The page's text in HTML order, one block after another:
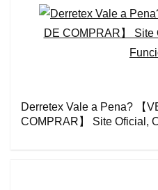
Derretex Vale a Pena? 【
COMPRAR】 Site Oficial,